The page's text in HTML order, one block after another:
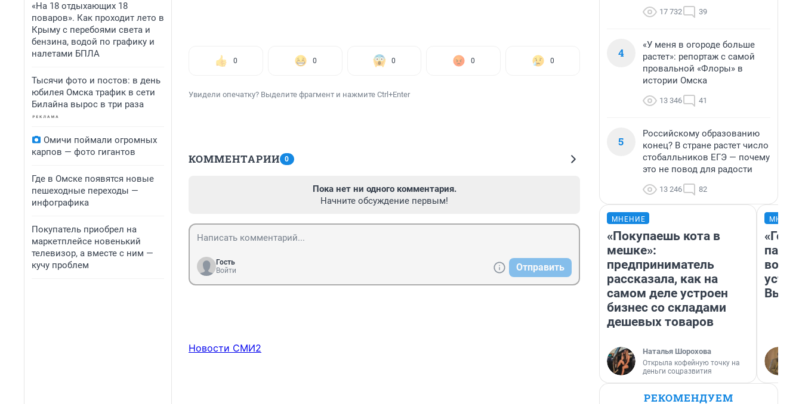
«На 18 отдыхающих 18
поваров». Как проходит лето в
Крыму с перебоями света и
бензина, водой по графику и
налетами БПЛА
Тысячи фото и постов: в день
юбилея Омска трафик в сети
Билайна вырос в три раза
Омичи поймали огромных
карпов — фото гигантов
Где в Омске появятся новые
пешеходные переходы —
инфографика
Покупатель приобрел на
маркетплейсе новенький
телевизор, а вместе с ним —
кучу проблем
0 0 0 0 0
Увидели опечатку? Выделите фрагмент и нажмите Ctrl+Enter
КОММЕНТАРИИ 0
Пока нет ни одного комментария.
Начните обсуждение первым!
Гость
Войти
Отправить
Новости СМИ2
17 732 39
4
«У меня в огороде больше
растет»: репортаж с самой
провальной «Флоры» в
истории Омска
13 346 41
5
Российскому образованию
конец? В стране растет число
стобалльников ЕГЭ — почему
это не повод для радости
13 246 82
МНЕНИЕ
«Покупаешь кота в
мешке»:
предприниматель
рассказала, как на
самом деле устроен
бизнес со складами
дешевых товаров
Наталья Шорохова
Открыла кофейную точку на
деньги соцразвития
РЕКОМЕНДУЕМ